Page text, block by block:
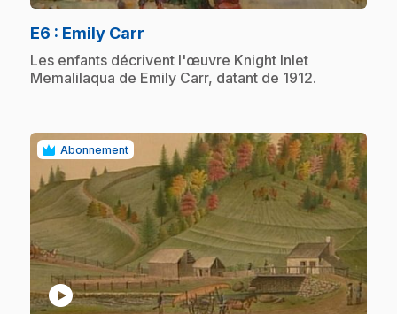
E6 : Emily Carr
.Les enfants décrivent l'œuvre Knight Inlet
Memalilaqua de Emily Carr, datant de 1912.
Abonnement
play_circle